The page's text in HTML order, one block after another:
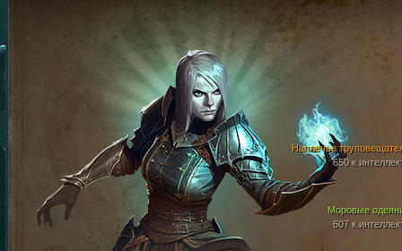
Моровые
607 к
Наплечье
650 к